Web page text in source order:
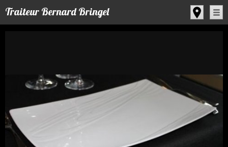
Traiteur Bernard Bringel
Panneau de gestion des cookies